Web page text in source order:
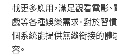
載更多應用，滿足觀看電影
戲等各種娛樂需求。對於習
個系統能提供無縫銜接的體
容。